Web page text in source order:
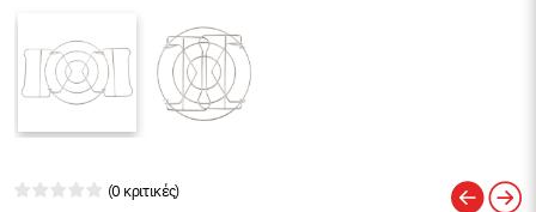
(0 κριτικές)